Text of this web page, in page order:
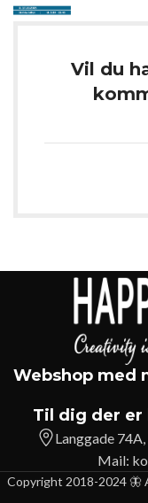
Vil du
Webshop med
Til dig der
Langgade
Mail:
Copyright 2018-2024 🦋